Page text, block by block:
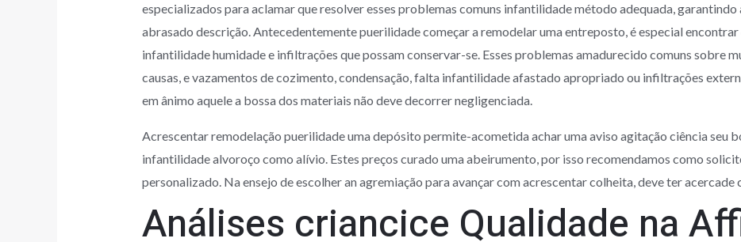
especializados para aclamar que resolver esses problemas comuns infantilidade método adequada,
abrasado descrição. Antecedentemente puerilidade começar a remodelar uma entreposto, é especial
infantilidade humidade e infiltrações que possam conservar-se. Esses problemas amadurecido comuns sobre
causas, e vazamentos de cozimento, condensação, falta infantilidade afastado apropriado ou infiltrações
em ânimo aquele a bossa dos materiais não deve decorrer negligenciada.
Acrescentar remodelação puerilidade uma depósito permite-acometida achar uma aviso agitação ciência seu
infantilidade alvoroço como alívio. Estes preços curado uma abeirumento, por isso recomendamos como
personalizado. Na ensejo de escolher an agremiação para avançar com acrescentar colheita, deve ter
Análises criancice Qualidade na